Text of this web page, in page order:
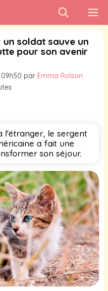
un soldat sauve un
pour son avenir
par Emma Rolson
·
l'étranger, le sergent
a fait une
son séjour.